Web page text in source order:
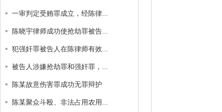
一审判定受贿罪成立，经陈律...
陈晓宇律师成功使抢劫罪被告...
犯强奸罪被告人在陈律师有效...
被告人涉嫌抢劫罪和强奸罪，...
陈某故意伤害罪成功无罪辩护
陈某聚众斗殴、非法占用农用...